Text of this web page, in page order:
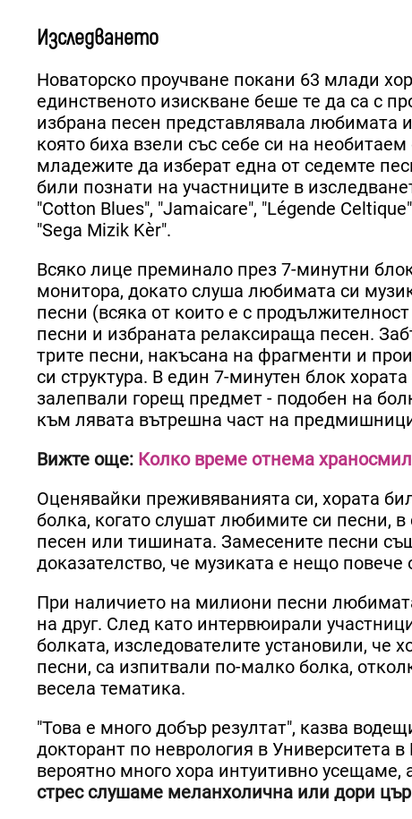
Изследването
Новаторско проучване покани 63 млади
единственото изискване беше те да са с
избрана песен представлявала любимата
която биха взели със себе си на
младежите да изберат една от седемте
били познати на участниците в
"Cotton Blues", "Jamaicare", "Légende
"Sega Mizik Kèr".
Всяко лице преминало през 7-минутни
монитора, докато слуша любимата си
песни (всяка от които е с
песни и избраната релаксираща песен.
трите песни, накъсана на фрагменти и
си структура. В един 7-минутен блок
залепвали горещ предмет - подобен на
към лявата вътрешна част на
Вижте още: Колко време отнема
Оценявайки преживяванията си, хората
болка, когато слушат любимите си песни,
песен или тишината. Замесените песни
доказателство, че музиката е нещо
При наличието на милиони песни
на друг. След като интервюирали
болката, изследователите установили, че
песни, са изпитвали по-малко болка,
весела тематика.
"Това е много добър резултат", казва
докторант по неврология в Университета
вероятно много хора интуитивно
стрес слушаме меланхолична или дори